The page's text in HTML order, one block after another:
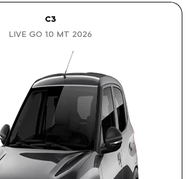
C3
LIVE GO 1.0 MT 2026